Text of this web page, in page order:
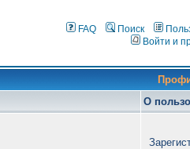
FAQ Поиск
Войти и
О